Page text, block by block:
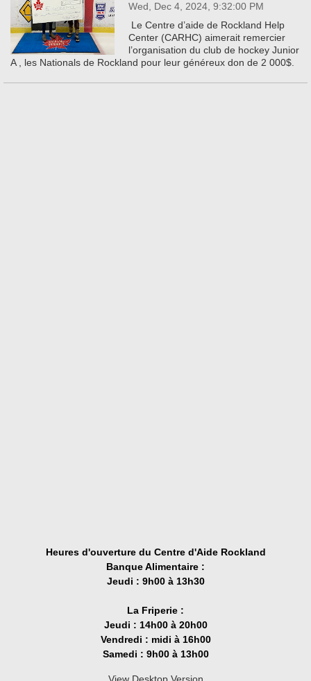
Wed, Dec 4, 2024, 9:32:00 PM
Le Centre d’aide de Rockland Help
Center (CARHC) aimerait remercier
l’organisation du club de hockey Junior
A , les Nationals de Rockland pour leur généreux don de 2 000$.
Heures d'ouverture du Centre d'Aide Rockland
Banque Alimentaire :
Jeudi : 9h00 à 13h30
La Friperie :
Jeudi : 14h00 à 20h00
Vendredi : midi à 16h00
Samedi : 9h00 à 13h00